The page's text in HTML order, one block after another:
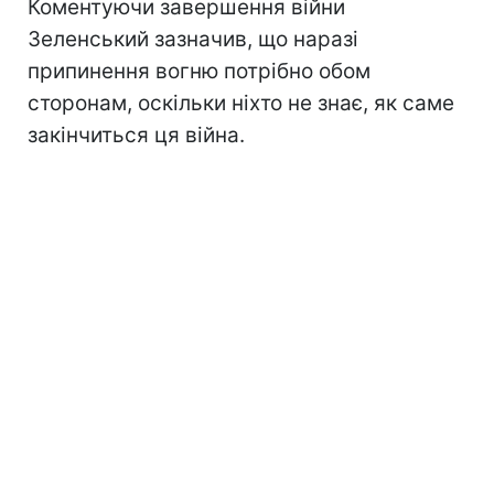
Коментуючи завершення війни
Зеленський зазначив, що наразі
припинення вогню потрібно обом
сторонам, оскільки ніхто не знає, як саме
закінчиться ця війна.